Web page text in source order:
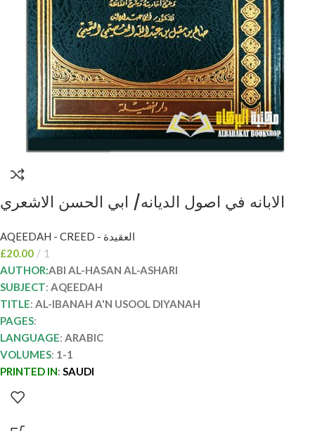
الابانه في اصول الديانه/ ابي الحسن الاشعري
AQEEDAH - CREED - العقيدة
£20.00
1
AUTHOR:ABI AL-HASAN AL-ASHARI
SUBJECT: AQEEDAH
TITLE: AL-IBANAH A'N USOOL DIYANAH
PAGES:
LANGUAGE: ARABIC
VOLUMES: 1-1
PRINTED IN: SAUDI